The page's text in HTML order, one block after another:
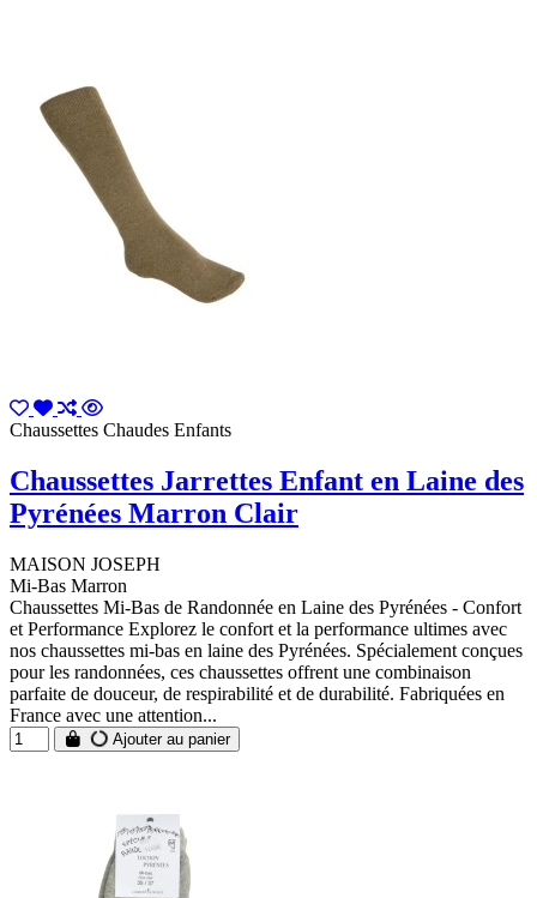
Chaussettes Chaudes Enfants
Chaussettes Jarrettes Enfant en Laine des
Pyrénées Marron Clair
MAISON JOSEPH
Mi-Bas Marron
Chaussettes Mi-Bas de Randonnée en Laine des Pyrénées - Confort
et Performance Explorez le confort et la performance ultimes avec
nos chaussettes mi-bas en laine des Pyrénées. Spécialement conçues
pour les randonnées, ces chaussettes offrent une combinaison
parfaite de douceur, de respirabilité et de durabilité. Fabriquées en
France avec une attention...
Ajouter au panier